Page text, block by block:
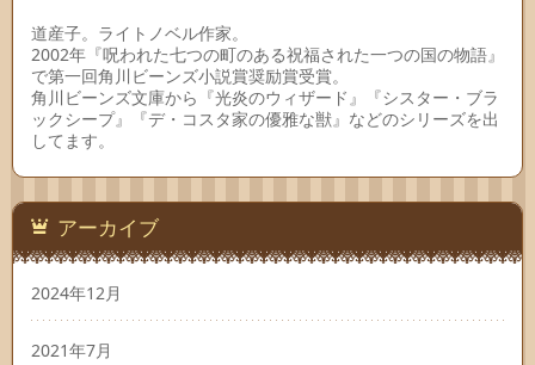
道産子。ライトノベル作家。
2002年『呪われた七つの町のある祝福された一つの国の物語』
で第一回角川ビーンズ小説賞奨励賞受賞。
角川ビーンズ文庫から『光炎のウィザード』『シスター・ブラ
ックシープ』『デ・コスタ家の優雅な獣』などのシリーズを出
してます。
アーカイブ
2024年12月
2021年7月